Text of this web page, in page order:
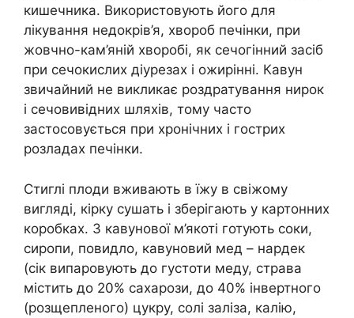
кишечника. Використовують його для
лікування недокрів’я, хвороб печінки, при
жовчно-кам’яній хворобі, як сечогінний засіб
при сечокислих діурезах і ожирінні. Кавун
звичайний не викликає роздратування нирок
і сечовивідних шляхів, тому часто
застосовується при хронічних і гострих
розладах печінки.
Стиглі плоди вживають в їжу в свіжому
вигляді, кірку сушать і зберігають у картонних
коробках. З кавунової м’якоті готують соки,
сиропи, повидло, кавуновий мед – нардек
(сік випаровують до густоти меду, страва
містить до 20% сахарози, до 40% інвертного
(розщепленого) цукру, солі заліза, калію,